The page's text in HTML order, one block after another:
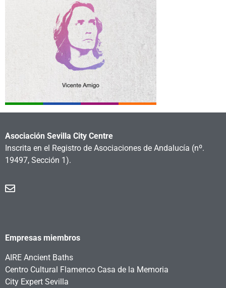
Asociación Sevilla City Centre
Inscrita en el Registro de Asociaciones de Andalucía (nº.
19497, Sección 1).
Empresas miembros
AIRE Ancient Baths
Centro Cultural Flamenco Casa de la Memoria
City Expert Sevilla